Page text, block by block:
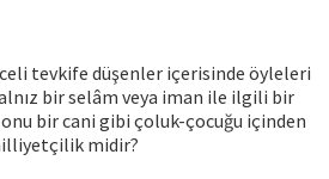
tevkife düşenler içerisinde öyleleri
bir selâm veya iman ile ilgili bir
bir cani gibi çoluk-çocuğu içinden
midir?